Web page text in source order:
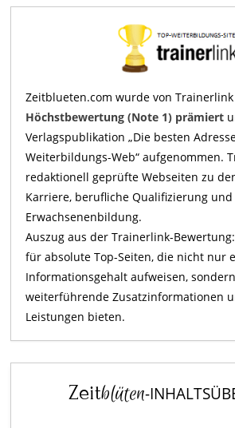
Zeitblueten.com wurde von Trainerlink
Höchstbewertung (Note 1) prämiert
Verlagspublikation „Die besten
Weiterbildungs-Web“ aufgenommen.
redaktionell geprüfte Webseiten zu
Karriere, berufliche Qualifizierung und
Erwachsenenbildung.
Auszug aus der Trainerlink-
für absolute Top-Seiten, die nicht nur
Informationsgehalt aufweisen,
weiterführende Zusatzinformationen
Leistungen bieten.
Zeitblüten-